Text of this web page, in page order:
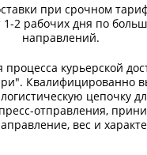
при срочном
2 рабочих дня по
направлений.
курьерской
Квалифицированно
цепочку
отправления,
вес и